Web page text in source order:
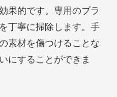
果的です。専用のブラ
丁寧に掃除します。手
素材を傷つけることな
にすることができま